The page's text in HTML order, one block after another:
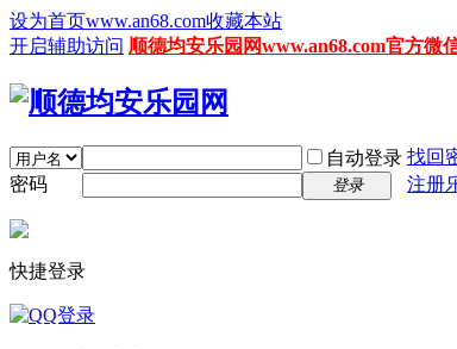
设为首页www.an68.com收藏本站
开启辅助访问 顺德均安乐园网www.an68.com官方微
自动登录 找回
密码
登录 注册
快捷登录